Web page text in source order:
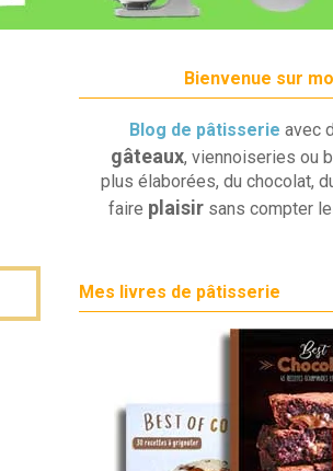
Bienvenue sur
Blog de pâtisserie avec
gâteaux, viennoiseries ou
plus élaborées, du chocolat,
faire plaisir sans compter
Mes livres de pâtisserie